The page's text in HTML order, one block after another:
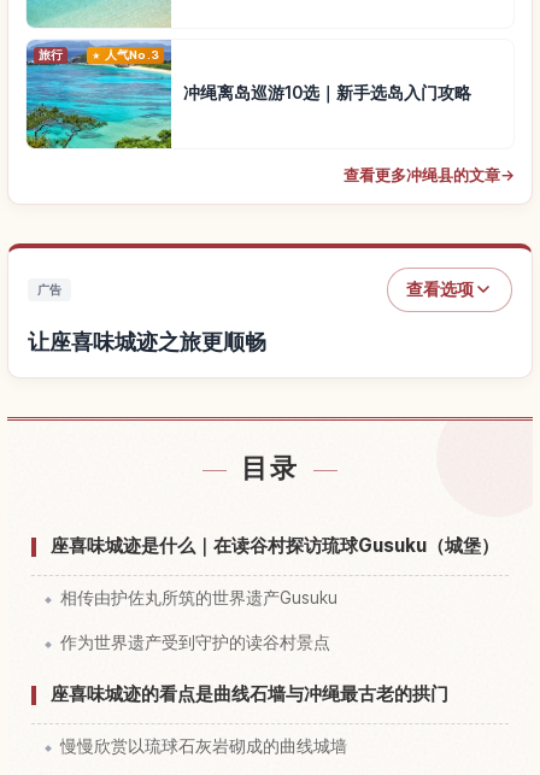
旅行 人气No.3
冲绳离岛巡游10选｜新手选岛入门攻略
查看更多冲绳县的文章→
广告 查看选项
让座喜味城迹之旅更顺畅
目录
座喜味城迹是什么｜在读谷村探访琉球Gusuku（城堡）
相传由护佐丸所筑的世界遗产Gusuku
作为世界遗产受到守护的读谷村景点
座喜味城迹的看点是曲线石墙与冲绳最古老的拱门
慢慢欣赏以琉球石灰岩砌成的曲线城墙